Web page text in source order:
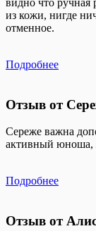
из кожи, нигде
отменное.
Подробнее
Отзыв от
Сереже важна
активный юноша,
Подробнее
Отзыв от